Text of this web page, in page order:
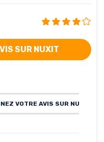
SUR NUXIT
VOTRE AVIS SUR NUXIT